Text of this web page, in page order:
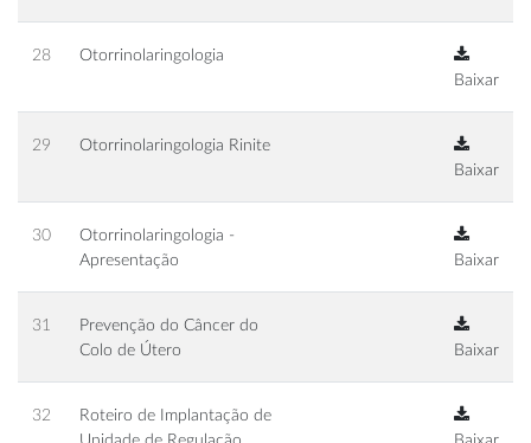
28
Otorrinolaringologia
Baixar
29
Otorrinolaringologia Rinite
Baixar
30
Otorrinolaringologia -
Apresentação
Baixar
31
Prevenção do Câncer do
Colo de Útero
Baixar
32
Roteiro de Implantação de